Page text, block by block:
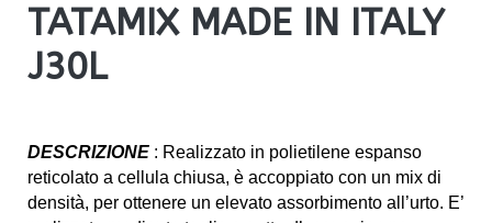
TATAMIX MADE IN ITALY
J30L
DESCRIZIONE : Realizzato in polietilene espanso
reticolato a cellula chiusa, è accoppiato con un mix di
densità, per ottenere un elevato assorbimento all’urto. E’